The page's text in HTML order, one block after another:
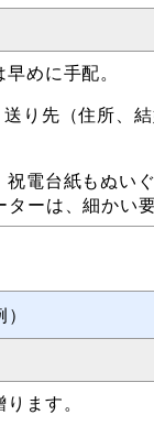
めに手配。
先（住所、
電台紙もぬい
ーは、細かい
ます。